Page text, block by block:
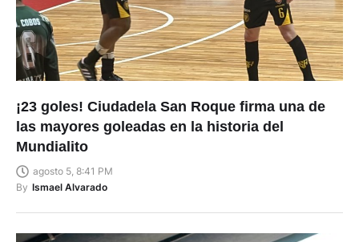
¡23 goles! Ciudadela San Roque firma una de
las mayores goleadas en la historia del
Mundialito
agosto 5, 8:41 PM
By Ismael Alvarado